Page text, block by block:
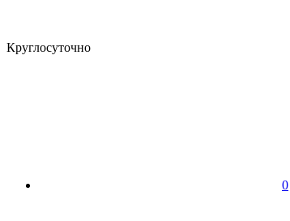
Круглосуточно
0